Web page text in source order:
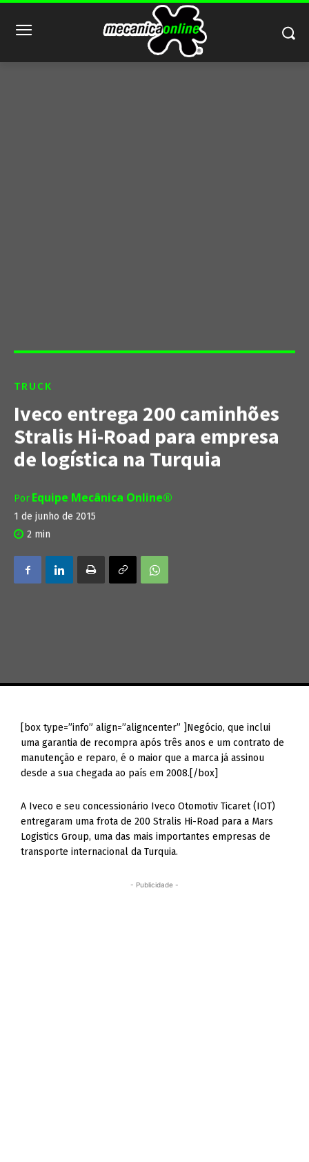
TRUCK
Iveco entrega 200 caminhões
Stralis Hi-Road para empresa
de logística na Turquia
Por Equipe Mecânica Online®
1 de junho de 2015
2 min
[box type=”info” align=”aligncenter” ]Negócio, que inclui
uma garantia de recompra após três anos e um contrato de
manutenção e reparo, é o maior que a marca já assinou
desde a sua chegada ao país em 2008.[/box]
A Iveco e seu concessionário Iveco Otomotiv Ticaret (IOT)
entregaram uma frota de 200 Stralis Hi-Road para a Mars
Logistics Group, uma das mais importantes empresas de
transporte internacional da Turquia.
- Publicidade -